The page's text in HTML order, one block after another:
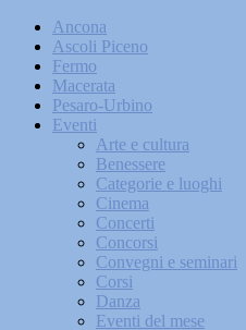
Ancona
Ascoli Piceno
Fermo
Macerata
Pesaro-Urbino
Eventi
Arte e cultura
Benessere
Categorie e luoghi
Cinema
Concerti
Concorsi
Convegni e seminari
Corsi
Danza
Eventi del mese